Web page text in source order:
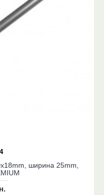
ширина 25mm,